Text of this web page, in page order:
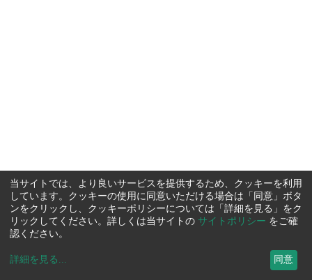
当サイトでは、より良いサービスを提供するため、クッキーを利用
しています。クッキーの使用に同意いただける場合は「同意」ボタ
ンをクリックし、クッキーポリシーについては「詳細を見る」をク
リックしてください。詳しくは当サイトの サイトポリシー をご確
認ください。
詳細を見る ... 同意